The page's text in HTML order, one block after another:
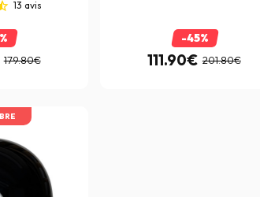
13 avis
179.80€
-45%
111.90€ 201.80€